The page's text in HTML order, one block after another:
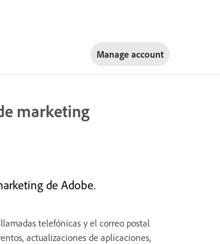
Manage account
marketing
de Adobe.
telefónicas y el correo postal
actualizaciones de aplicaciones,